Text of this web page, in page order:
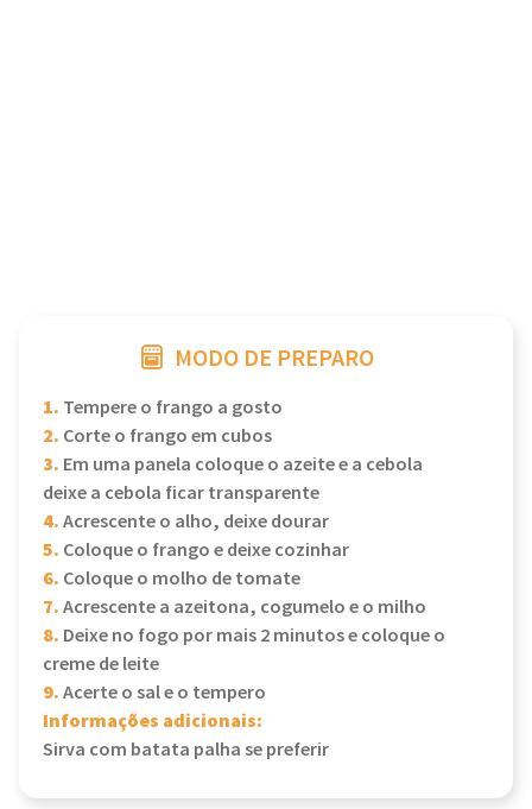
MODO DE PREPARO
1. Tempere o frango a gosto
2. Corte o frango em cubos
3. Em uma panela coloque o azeite e a cebola
deixe a cebola ficar transparente
4.Acrescente o alho, deixe dourar
5. Coloque o frango e deixe cozinhar
6. Coloque o molho de tomate
7.Acrescente a azeitona, cogumelo e o milho
8. Deixe no fogo por mais 2 minutos e coloque o
creme de leite
9.Acerte o sal e o tempero
Informações adicionais:
Sirva com batata palha se preferir